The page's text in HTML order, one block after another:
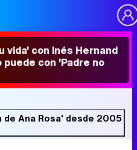
vida' con Inés Hernand
con 'Padre no
Ana Rosa' desde 2005